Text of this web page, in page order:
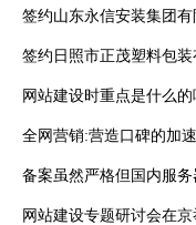
签约山东永信安装集团
签约日照市正茂塑料包
网站建设时重点是什么的
全网营销:营造口碑的加
备案虽然严格但国内服
网站建设专题研讨会在京